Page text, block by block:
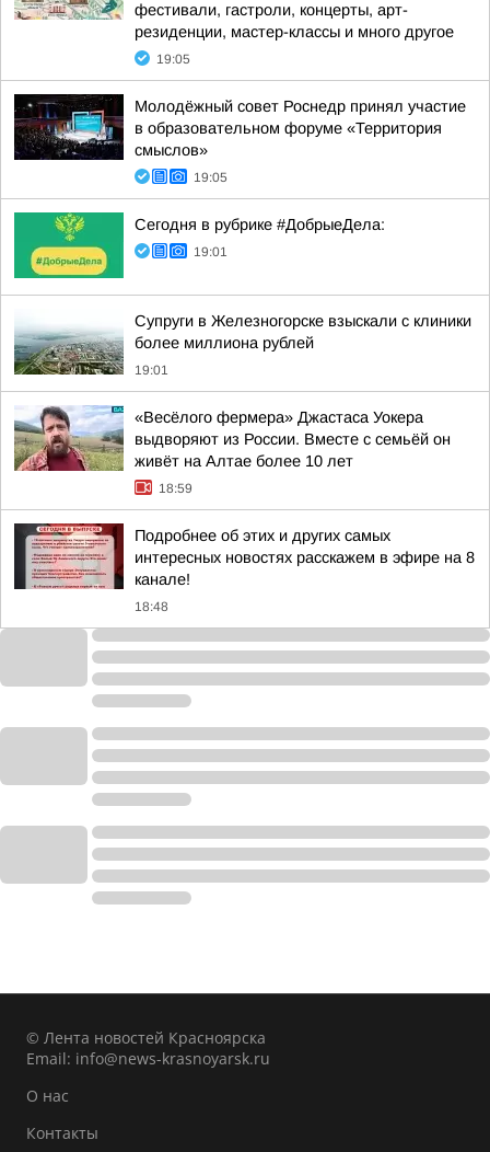
фестивали, гастроли, концерты, арт-
резиденции, мастер-классы и много другое
19:05
Молодёжный совет Роснедр принял участие
в образовательном форуме «Территория
смыслов»
19:05
Сегодня в рубрике #ДобрыеДела:
19:01
Супруги в Железногорске взыскали с клиники
более миллиона рублей
19:01
«Весёлого фермера» Джастаса Уокера
выдворяют из России. Вместе с семьёй он
живёт на Алтае более 10 лет
18:59
Подробнее об этих и других самых
интересных новостях расскажем в эфире на 8
канале!
18:48
© Лента новостей Красноярска
Email: info@news-krasnoyarsk.ru
О нас
Контакты